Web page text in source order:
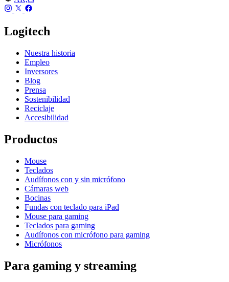
Logitech
Nuestra historia
Empleo
Inversores
Blog
Prensa
Sostenibilidad
Reciclaje
Accesibilidad
Productos
Mouse
Teclados
Audífonos con y sin micrófono
Cámaras web
Bocinas
Fundas con teclado para iPad
Mouse para gaming
Teclados para gaming
Audífonos con micrófono para gaming
Micrófonos
Para gaming y streaming